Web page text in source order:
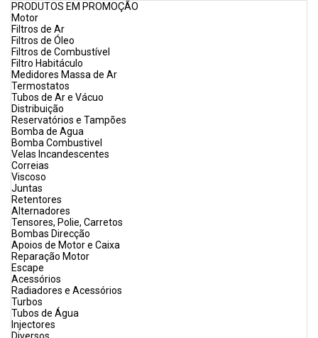
PRODUTOS EM PROMOÇÃO
Motor
Filtros de Ar
Filtros de Óleo
Filtros de Combustível
Filtro Habitáculo
Medidores Massa de Ar
Termostatos
Tubos de Ar e Vácuo
Distribuição
Reservatórios e Tampões
Bomba de Agua
Bomba Combustivel
Velas Incandescentes
Correias
Viscoso
Juntas
Retentores
Alternadores
Tensores, Polie, Carretos
Bombas Direcção
Apoios de Motor e Caixa
Reparação Motor
Escape
Acessórios
Radiadores e Acessórios
Turbos
Tubos de Água
Injectores